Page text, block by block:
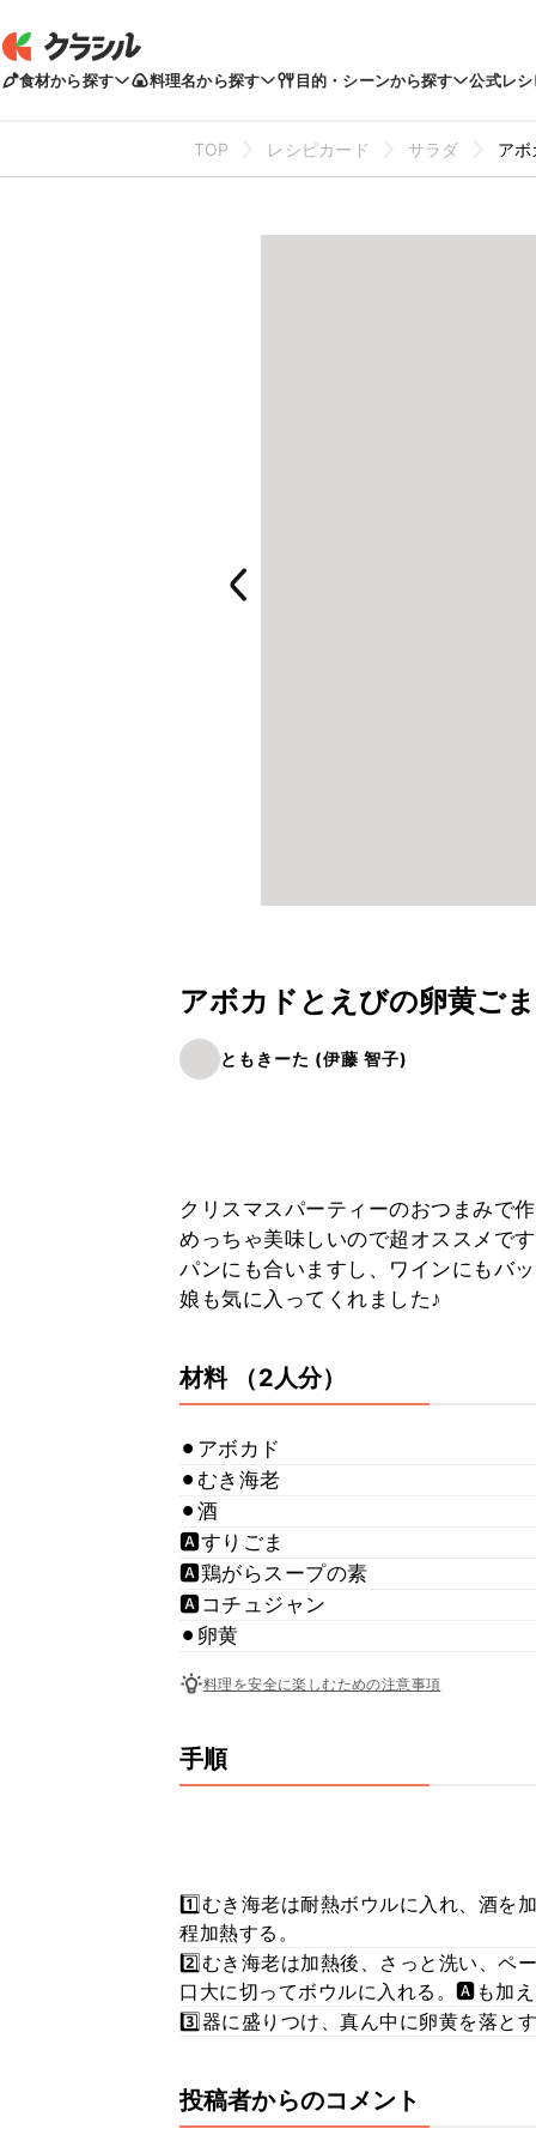
食材から探す 料理名から探す 目的・シーンから探す 公式レシ
TOP レシピカード サラダ ア
アボカドとえびの卵黄ご
ともきーた (伊藤 智子)
クリスマスパーティーのおつまみで
めっちゃ美味しいので超オススメで
パンにも合いますし、ワインにもバ
娘も気に入ってくれました♪
材料 （2人分）
⚫︎アボカド
⚫︎むき海老
⚫︎酒
🅰️すりごま
🅰️鶏がらスープの素
🅰️コチュジャン
⚫︎卵黄
料理を安全に楽しむための注意事項
手順
1️⃣むき海老は耐熱ボウルに入れ、酒を
程加熱する。
2️⃣むき海老は加熱後、さっと洗い、ペ
口大に切ってボウルに入れる。🅰️も加
3️⃣器に盛りつけ、真ん中に卵黄を落と
投稿者からのコメント